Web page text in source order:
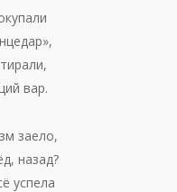
вар.
заело,
назад?
успела